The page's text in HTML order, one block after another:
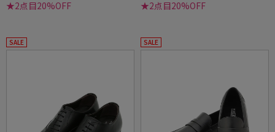
★2点目20%OFF ★2点目20%OFF
SALE SALE